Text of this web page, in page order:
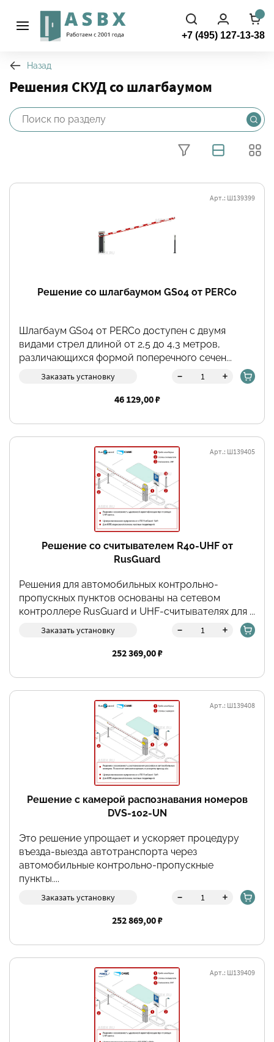
+7 (495) 127-13-38
Назад
Решения СКУД со шлагбаумом
Решение со шлагбаумом GS04 от PERCo
Арт.: Ш139399
Шлагбаум GS04 от PERCo доступен с двумя
видами стрел длиной от 2,5 до 4,3 метров,
различающихся формой поперечного сечен...
Заказать установку - +
46 129,00 ₽
Решение со считывателем R40-UHF от
RusGuard
Арт.: Ш139405
Решения для автомобильных контрольно-
пропускных пунктов основаны на сетевом
контроллере RusGuard и UHF-считывателях для ...
Заказать установку - +
252 369,00 ₽
Решение с камерой распознавания номеров
DVS-102-UN
Арт.: Ш139408
Это решение упрощает и ускоряет процедуру
въезда-выезда автотранспорта через
автомобильные контрольно-пропускные
пункты....
Заказать установку - +
252 869,00 ₽
Арт.: Ш139409